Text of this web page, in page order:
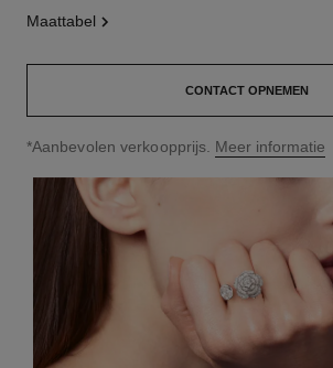
maattabel
CONTACT OPNEMEN
↩
*Aanbevolen verkoopprijs. Meer informatie